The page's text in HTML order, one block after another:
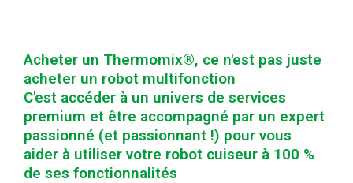
Acheter un Thermomix®, ce n'est pas juste
acheter un robot multifonction
C'est accéder à un univers de services
premium et être accompagné par un expert
passionné (et passionnant !) pour vous
aider à utiliser votre robot cuiseur à 100 %
de ses fonctionnalités